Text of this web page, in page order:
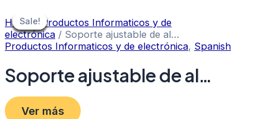
to
content
Home/ Productos Informaticos y de
electrónica / Soporte ajustable de al…
Productos Informaticos y de electrónica, Spanish
Soporte ajustable de al…
Ver más
Sale!
Sale!
Sale!
Sale!
Sale!
Sale!
Sale!
Sale!